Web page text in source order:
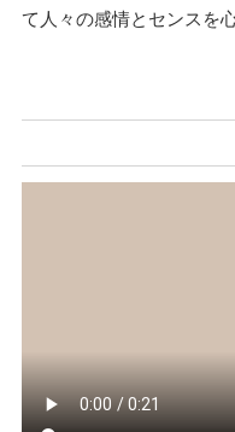
て人々の感情とセンスを